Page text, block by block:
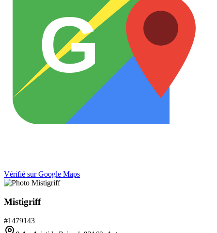
G
Vérifié sur Google Maps
Mistigriff
#1479143